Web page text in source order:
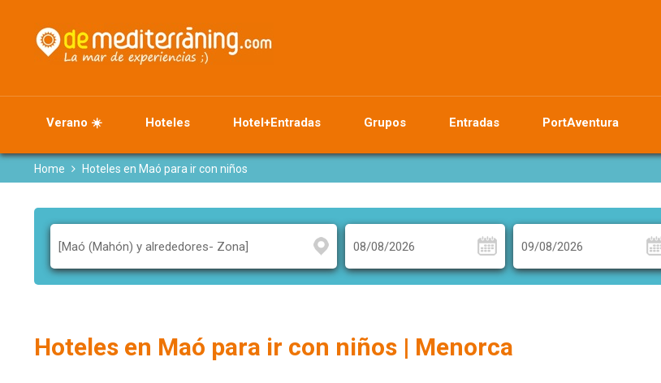
Verano ☀️ Hoteles Hotel+Entradas Grupos Entradas PortAventura
Home Hoteles en Maó para ir con niños
Hoteles en Maó para ir con niños | Menorca